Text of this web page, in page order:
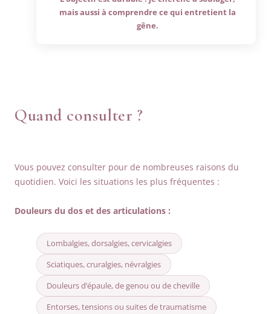
mais aussi à comprendre ce qui entretient la
gêne.
Quand consulter ?
Vous pouvez consulter pour de nombreuses raisons du
quotidien. Voici les situations les plus fréquentes :
Douleurs du dos et des articulations :
Lombalgies, dorsalgies, cervicalgies
Sciatiques, cruralgies, névralgies
Douleurs d’épaule, de genou ou de cheville
Entorses, tensions ou suites de traumatisme